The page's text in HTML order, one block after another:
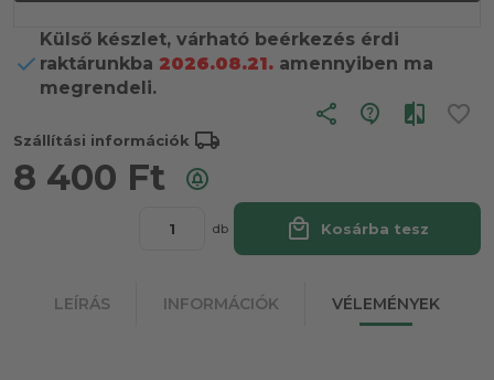
Külső készlet, várható beérkezés érdi
raktárunkba 2026.08.21. amennyiben ma
megrendeli.
share
Szállítási információk local_shipping
8 400 Ft
db local_mall Kosárba tesz
LEÍRÁS INFORMÁCIÓK VÉLEMÉNYEK